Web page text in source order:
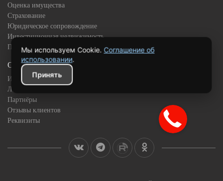
Оценка имущества
Страхование
Юридическое сопровождение
Инвестиционная недвижимость
Подбор квартиры в новостройке
О компании
История
Лицензии и сертификаты
Партнёры
Отзывы клиентов
Реквизиты
Мы используем Cookie. Соглашение об
использовании.
Принять